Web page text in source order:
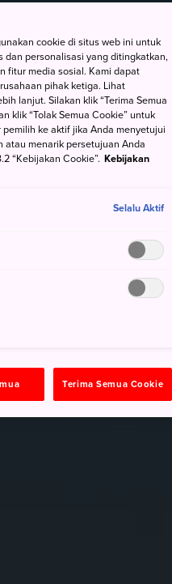
cookie di situs web ini untuk
dan personalisasi yang ditingkatkan,
fitur media sosial. Kami dapat
pihak ketiga. Lihat
lanjut. Silakan klik “Terima Semua
klik “Tolak Semua Cookie” untuk
ke aktif jika Anda menyetujui
atau menarik persetujuan Anda
“Kebijakan Cookie”. Kebijakan
Selalu Aktif
Terima Semua Cookie